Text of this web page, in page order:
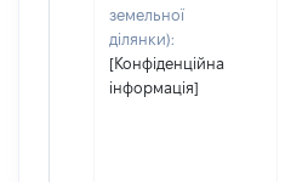
земельної
ділянки):
[Конфіденційна
інформація]